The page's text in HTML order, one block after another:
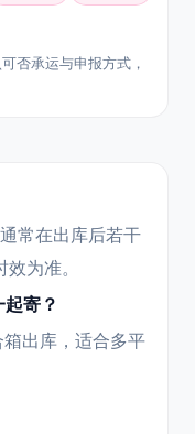
否承运与申报方式，
常在出库后若干
为准。
寄？
出库，适合多平